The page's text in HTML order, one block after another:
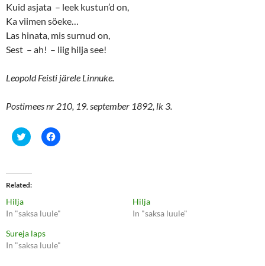
Kuid asjata – leek kustun’d on,
Ka viimen söeke…
Las hinata, mis surnud on,
Sest – ah! – liig hilja see!
Leopold Feisti järele Linnuke.
Postimees nr 210, 19. september 1892, lk 3.
C
l
t
o
s
r
e
n
T
w
C
l
r
e
F
a
Related
Hilja
In "saksa luule"
Hilja
In "saksa luule"
Sureja laps
In "saksa luule"